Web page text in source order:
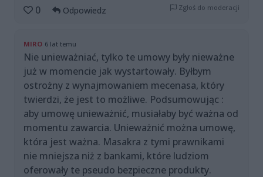
0
Odpowiedz Zgłoś do moderacji
MIRO 6 lat temu
Nie unieważniać, tylko te umowy były nieważne
już w momencie jak wystartowały. Byłbym
ostrożny z wynajmowaniem mecenasa, który
twierdzi, że jest to możliwe. Podsumowując :
aby umowę unieważnić, musiałaby być ważna od
momentu zawarcia. Unieważnić można umowę,
która jest ważna. Masakra z tymi prawnikami
nie mniejsza niż z bankami, które ludziom
oferowały te pseudo bezpieczne produkty.